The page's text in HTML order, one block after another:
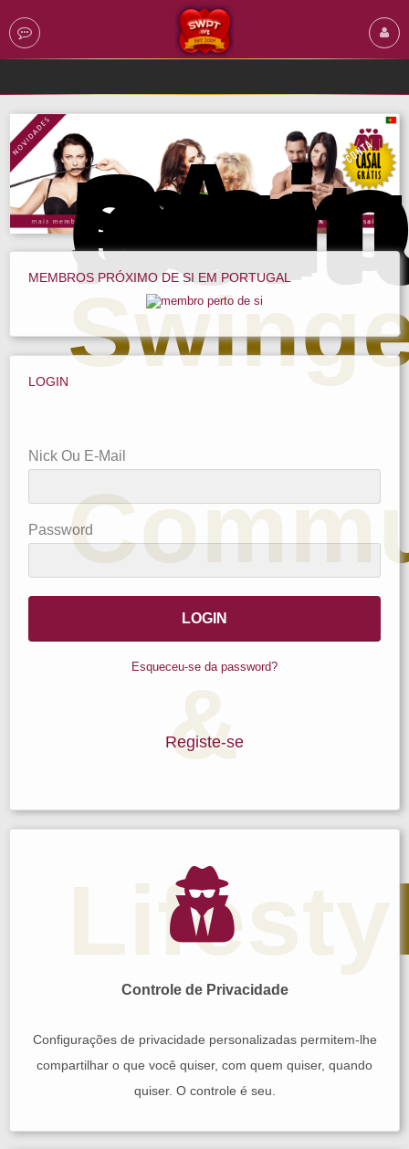
A
em
&
MEMBROS PRÓXIMO DE SI EM PORTUGAL
LOGIN
Nick Ou E-Mail
Password
Esqueceu-se da password?
Registe-se
Controle de Privacidade
Configurações de privacidade personalizadas permitem-lhe
compartilhar o que você quiser, com quem quiser, quando
quiser. O controle é seu.